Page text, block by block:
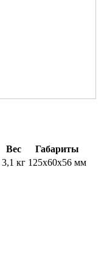
Вес
Габариты
3,1 кг 125х60х56 мм